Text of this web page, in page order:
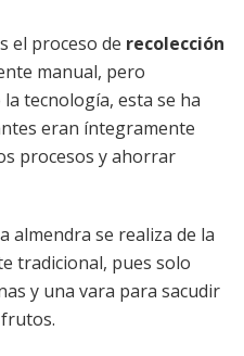
el proceso de recolección
manual, pero
tecnología, esta se ha
eran íntegramente
procesos y ahorrar
almendra se realiza de la
tradicional, pues solo
y una vara para sacudir